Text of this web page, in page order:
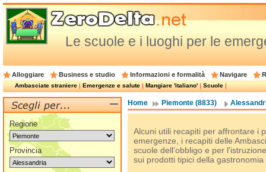
Le scuole e i luoghi per le
Alloggiare Business e studio Informazioni e formalità Navigare
Ambasciate straniere|Emergenze e salute|Mangiare 'italiano'|Scuole|
Home Piemonte (8833)
Alcuni utili recapiti per affrontare i
emergenze, i recapiti delle
scuole dell'obbligo e per
sui prodotti tipici della gastronomia
Regione
Provincia